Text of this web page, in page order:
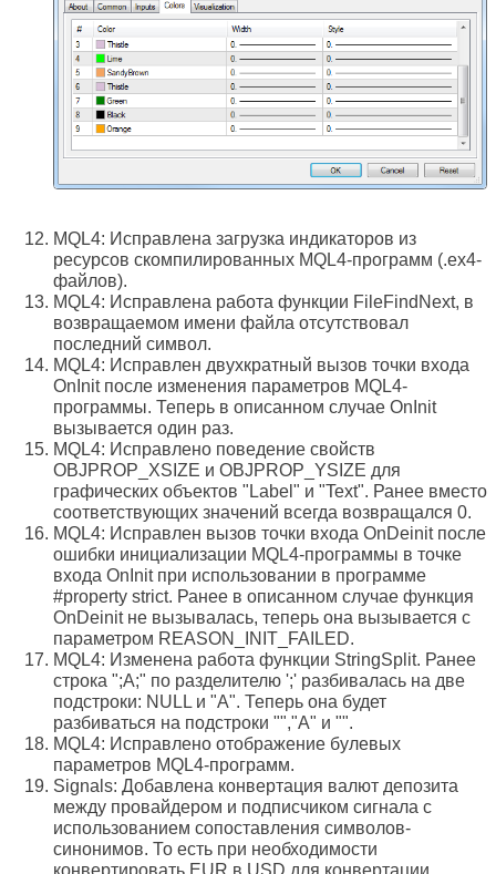
MQL4: Исправлена загрузка индикаторов из
ресурсов скомпилированных MQL4-программ (.ex4-
файлов).
MQL4: Исправлена работа функции FileFindNext, в
возвращаемом имени файла отсутствовал
последний символ.
MQL4: Исправлен двухкратный вызов точки входа
OnInit после изменения параметров MQL4-
программы. Теперь в описанном случае OnInit
вызывается один раз.
MQL4: Исправлено поведение свойств
OBJPROP_XSIZE и OBJPROP_YSIZE для
графических объектов "Label" и "Text". Ранее вместо
соответствующих значений всегда возвращался 0.
MQL4: Исправлен вызов точки входа OnDeinit после
ошибки инициализации MQL4-программы в точке
входа OnInit при использовании в программе
#property strict. Ранее в описанном случае функция
OnDeinit не вызывалась, теперь она вызывается с
параметром REASON_INIT_FAILED.
MQL4: Изменена работа функции StringSplit. Ранее
строка ";A;" по разделителю ';' разбивалась на две
подстроки: NULL и "A". Теперь она будет
разбиваться на подстроки "","A" и "".
MQL4: Исправлено отображение булевых
параметров MQL4-программ.
Signals: Добавлена конвертация валют депозита
между провайдером и подписчиком сигнала с
использованием сопоставления символов-
синонимов. То есть при необходимости